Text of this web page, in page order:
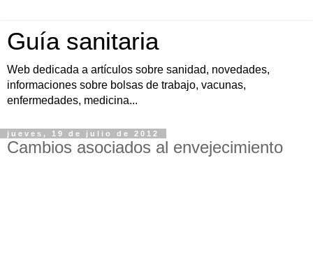
Guía sanitaria
Web dedicada a artículos sobre sanidad, novedades,
informaciones sobre bolsas de trabajo, vacunas,
enfermedades, medicina...
jueves, 19 de julio de 2012
Cambios asociados al envejecimiento